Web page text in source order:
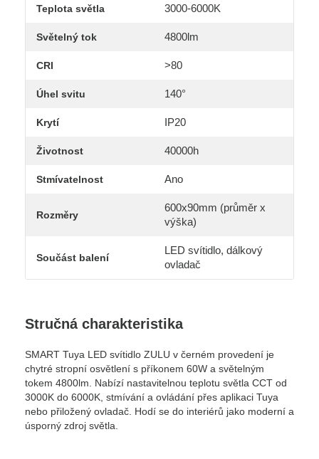
Teplota světla 3000-6000K
Světelný tok 4800lm
CRI >80
Úhel svitu 140°
Krytí IP20
Životnost 40000h
Stmívatelnost Ano
Rozměry
600x90mm (průměr x
výška)
Součást balení
LED svítidlo, dálkový
ovladač
Stručná charakteristika
SMART Tuya LED svítidlo ZULU v černém provedení je
chytré stropní osvětlení s příkonem 60W a světelným
tokem 4800lm. Nabízí nastavitelnou teplotu světla CCT od
3000K do 6000K, stmívání a ovládání přes aplikaci Tuya
nebo přiložený ovladač. Hodí se do interiérů jako moderní a
úsporný zdroj světla.